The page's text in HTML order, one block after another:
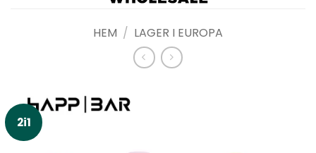
HEM / LAGER I EUROPA
2i1